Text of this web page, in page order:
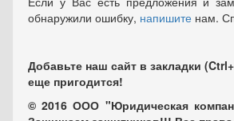
обнаружили ошибку, напишите нам.
Добавьте наш сайт в закладки
еще пригодится!
© 2016 ООО "Юридическая